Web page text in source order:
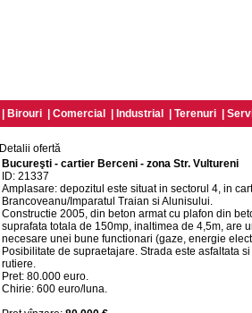
Birouri Comercial Industrial Terenuri
Detalii ofertă
Bucureşti - cartier Berceni - zona Str. Vultureni
ID: 21337
Amplasare: depozitul este situat in sectorul 4, in
Brancoveanu/Imparatul Traian si Alunisului.
Constructie 2005, din beton armat cu plafon din
suprafata totala de 150mp, inaltimea de 4,5m, are
necesare unei bune functionari (gaze, energie
Posibilitate de supraetajare. Strada este asfaltata
rutiere.
Pret: 80.000 euro.
Chirie: 600 euro/luna.